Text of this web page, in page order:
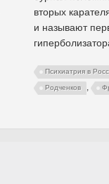
вторых
и называют
Психиатрия в
Родченков ,